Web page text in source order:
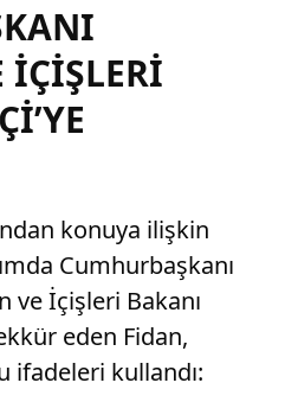
İÇİŞLERİ
konuya ilişkin
Cumhurbaşkanı
ve İçişleri Bakanı
eden Fidan,
ifadeleri kullandı: